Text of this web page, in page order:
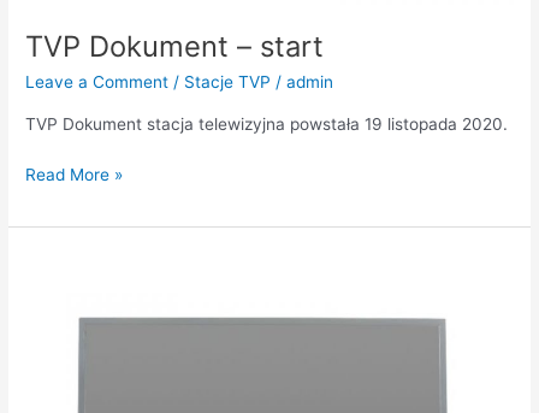
TVP Dokument – start
Leave a Comment / Stacje TVP /admin
TVP Dokument stacja telewizyjna powstała 19 listopada 2020.
Read More »